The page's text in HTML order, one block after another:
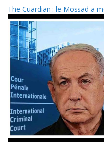
The Guardian : le Mossad a